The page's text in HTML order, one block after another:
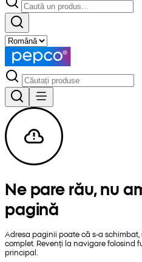
Ne pare rău, nu
pagină
Adresa paginii poate că s-a
complet. Revenți la navigare folosind
principal.